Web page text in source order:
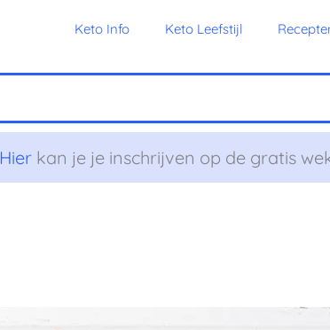
Keto Info Keto Leefstijl
Hierkan je je inschrijven op de gratis